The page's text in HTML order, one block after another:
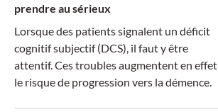
prendre au sérieux
Lorsque des patients signalent un déficit
cognitif subjectif (DCS), il faut y être
attentif. Ces troubles augmentent en effet
le risque de progression vers la démence.